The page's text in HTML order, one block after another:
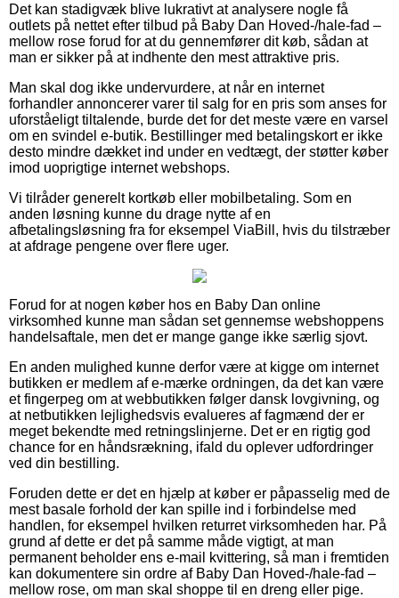
Det kan stadigvæk blive lukrativt at analysere nogle få
outlets på nettet efter tilbud på Baby Dan Hoved-/hale-fad –
mellow rose forud for at du gennemfører dit køb, sådan at
man er sikker på at indhente den mest attraktive pris.
Man skal dog ikke undervurdere, at når en internet
forhandler annoncerer varer til salg for en pris som anses for
uforståeligt tiltalende, burde det for det meste være en varsel
om en svindel e-butik. Bestillinger med betalingskort er ikke
desto mindre dækket ind under en vedtægt, der støtter køber
imod uoprigtige internet webshops.
Vi tilråder generelt kortkøb eller mobilbetaling. Som en
anden løsning kunne du drage nytte af en
afbetalingsløsning fra for eksempel ViaBill, hvis du tilstræber
at afdrage pengene over flere uger.
Forud for at nogen køber hos en Baby Dan online
virksomhed kunne man sådan set gennemse webshoppens
handelsaftale, men det er mange gange ikke særlig sjovt.
En anden mulighed kunne derfor være at kigge om internet
butikken er medlem af e-mærke ordningen, da det kan være
et fingerpeg om at webbutikken følger dansk lovgivning, og
at netbutikken lejlighedsvis evalueres af fagmænd der er
meget bekendte med retningslinjerne. Det er en rigtig god
chance for en håndsrækning, ifald du oplever udfordringer
ved din bestilling.
Foruden dette er det en hjælp at køber er påpasselig med de
mest basale forhold der kan spille ind i forbindelse med
handlen, for eksempel hvilken returret virksomheden har. På
grund af dette er det på samme måde vigtigt, at man
permanent beholder ens e-mail kvittering, så man i fremtiden
kan dokumentere sin ordre af Baby Dan Hoved-/hale-fad –
mellow rose, om man skal shoppe til en dreng eller pige.